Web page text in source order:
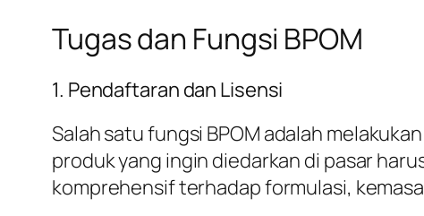
Tugas dan Fungsi BPOM
1. Pendaftaran dan Lisensi
Salah satu fungsi BPOM adalah
produk yang ingin diedarkan di pasar
komprehensif terhadap formulasi,